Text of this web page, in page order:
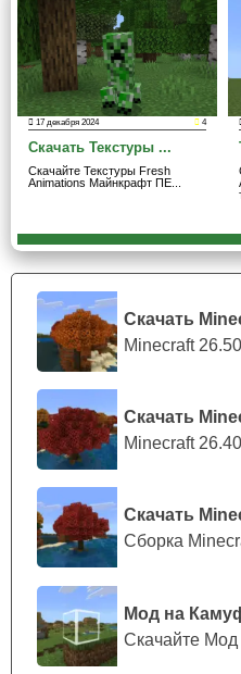
Скачать
Minecraft
Скачать
Minecraft
Скачать
Сборка
Качество
Наиболее важным
досок для Minecraft PE
расширения. В обоих
спокойно играть,
ведь авторы дополнений
чёткостью.
17 декабря 2024 4
Скачать Текстуры ...
Скачайте Текстуры Fresh
Animations Майнкрафт ПЕ...